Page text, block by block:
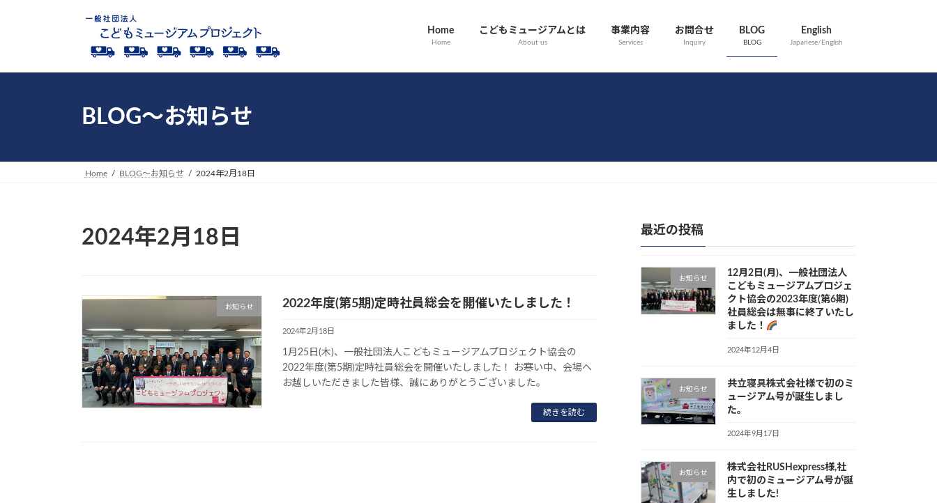
ツ
プ
シ
動
Home
Home
こどもミュージアムとは
About us
事業内容
Services
お問合せ
Inquiry
BLOG
BLOG
English
Japanese/English
BLOG～お知らせ
Home BLOG～お知らせ 2024年2月18日
2024年2月18日
お知らせ 2022年度(第5期)定時社員総会を開催いたしました！
2024年2月18日
1月25日(木)、一般社団法人こどもミュージアムプロジェクト協会の
2022年度(第5期)定時社員総会を開催いたしました！ お寒い中、会場へ
お越しいただきました皆様、誠にありがとうございました。
続きを読む
最近の投稿
お知らせ
12月2日(月)、一般社団法人
こどもミュージアムプロジェ
クト協会の2023年度(第6期)
社員総会は無事に終了いたし
ました！
2024年12月4日
お知らせ
共立寝具株式会社様で初のミ
ュージアム号が誕生しまし
た。
2024年9月17日
お知らせ
株式会社RUSHexpress様,社
内で初のミュージアム号が誕
生しました!